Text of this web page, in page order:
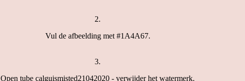
2.
Vul de afbeelding met #1A4A67.
3.
Open tube calguismisted21042020 - verwijder het watermerk.